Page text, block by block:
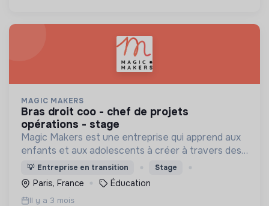
MAGIC MAKERS
bras droit coo - chef de projets
opérations - stage
Magic Makers est une entreprise qui apprend aux
enfants et aux adolescents à créer à travers des
ateliers fun (création de jeux vidéo,
programmation, IA…) dans une ambiance ludique et
collaborative !
💡 Entreprise en transition Stage
Paris, France Éducation
Il y a 3 mois